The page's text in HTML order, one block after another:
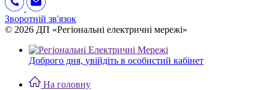
Зворотній зв'язок
© 2026 ДП «Регіональні електричні мережі»
Доброго дня, увійдіть в особистий кабінет
На головну